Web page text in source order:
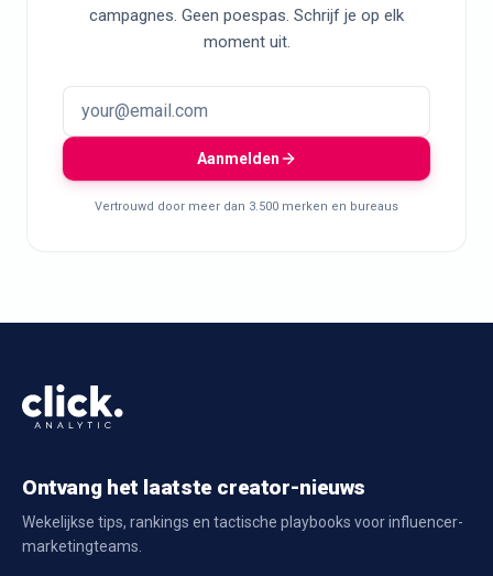
campagnes. Geen poespas. Schrijf je op elk
moment uit.
Aanmelden
Vertrouwd door meer dan 3.500 merken en bureaus
Ontvang het laatste creator-nieuws
Wekelijkse tips, rankings en tactische playbooks voor influencer-
marketingteams.